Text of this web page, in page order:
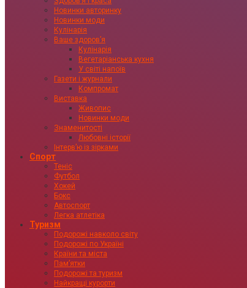
Новинки авторинку
Новинки моди
Кулінарія
Ваше здоровʼя
Кулінарія
Вегетаріанська кухня
У світі напоїв
Газети і журнали
Компромат
Виставка
Живопис
Новинки моди
Знаменитості
Любовні історії
Інтервʼю із зірками
Спорт
Теніс
Футбол
Хокей
Бокс
Автоспорт
Легка атлетіка
Туризм
Подорожі навколо світу
Подорожі по Україні
Країни та міста
Пам’ятки
Подорожі та туризм
Найкращі курорти